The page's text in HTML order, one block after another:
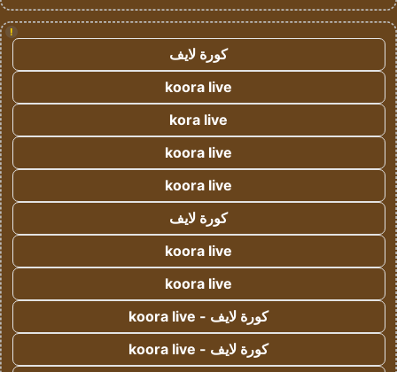
!
كورة لايف
koora live
kora live
koora live
koora live
كورة لايف
koora live
koora live
كورة لايف - koora live
كورة لايف - koora live